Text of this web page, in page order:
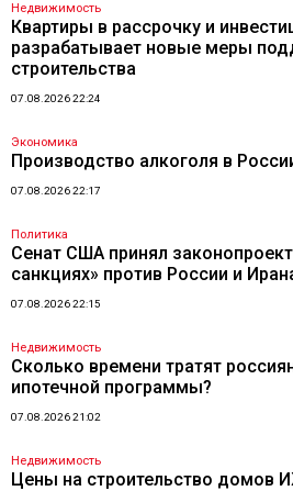
Недвижимость
Квартиры в рассрочку и
разрабатывает новые меры
строительства
07.08.2026 22:24
Экономика
Производство алкоголя в
07.08.2026 22:17
Политика
Сенат США принял
санкциях» против России и
07.08.2026 22:15
Недвижимость
Сколько времени тратят
ипотечной программы?
07.08.2026 21:02
Недвижимость
Цены на строительство домов